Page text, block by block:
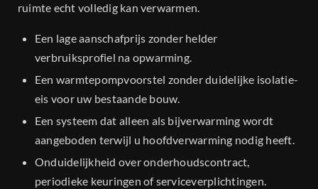
ruimte echt volledig kan verwarmen.
Een lage aanschafprijs zonder helder
verbruiksprofiel na opwarming.
Een warmtepompvoorstel zonder duidelijke isolatie-
eis voor uw bestaande bouw.
Een systeem dat alleen als bijverwarming wordt
aangeboden terwijl u hoofdverwarming nodig heeft.
Onduidelijkheid over onderhoudscontract,
periodieke keuringen of serviceverplichtingen.